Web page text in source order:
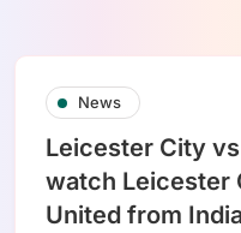
News
Leicester City
watch Leicester
United from